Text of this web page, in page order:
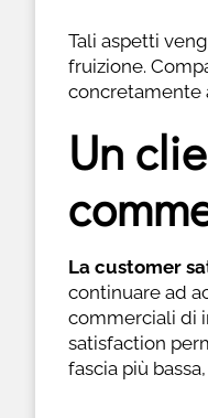
Tali aspetti
fruizione.
concretamente
Un
La customer
continuare ad
commerciali di
satisfaction
fascia più